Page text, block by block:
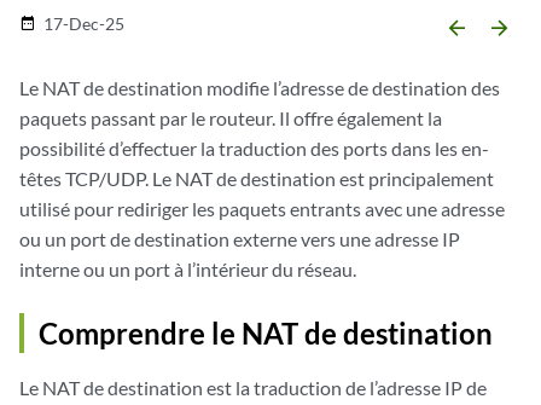
date_range 17-Dec-25 arrow_backward arrow_forward
Le NAT de destination modifie l’adresse de destination des
paquets passant par le routeur. Il offre également la
possibilité d’effectuer la traduction des ports dans les en-
têtes TCP/UDP. Le NAT de destination est principalement
utilisé pour rediriger les paquets entrants avec une adresse
ou un port de destination externe vers une adresse IP
interne ou un port à l’intérieur du réseau.
Comprendre le NAT de destination
Le NAT de destination est la traduction de l’adresse IP de